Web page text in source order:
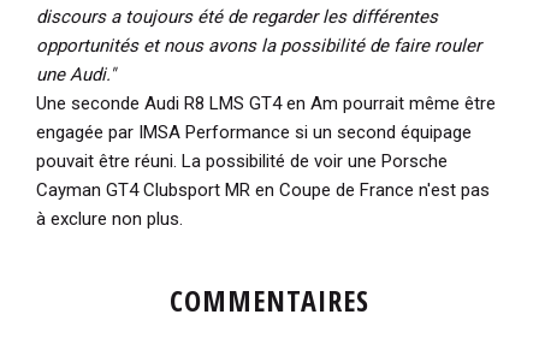
discours a toujours été de regarder les différentes
opportunités et nous avons la possibilité de faire rouler
une Audi."
Une seconde Audi R8 LMS GT4 en Am pourrait même être
engagée par IMSA Performance si un second équipage
pouvait être réuni. La possibilité de voir une Porsche
Cayman GT4 Clubsport MR en Coupe de France n'est pas
à exclure non plus.
COMMENTAIRES